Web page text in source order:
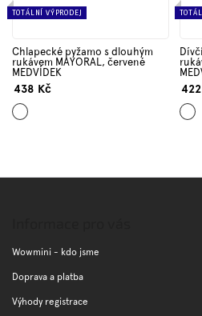
TOTÁLNÍ VÝPRODEJ
Chlapecké pyžamo s dlouhým
rukávem MAYORAL, červené
MEDVÍDEK
438 Kč
Mix
barev
Mix
barev
Wowmini - kdo jsme
Doprava a platba
Výhody registrace